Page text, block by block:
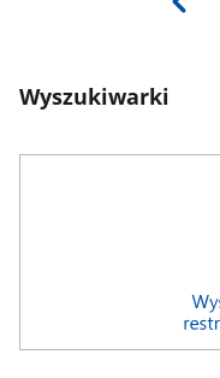
Wyszukiwarki